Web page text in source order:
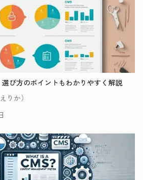
選び方のポイントもわかりやすく解説
りか）